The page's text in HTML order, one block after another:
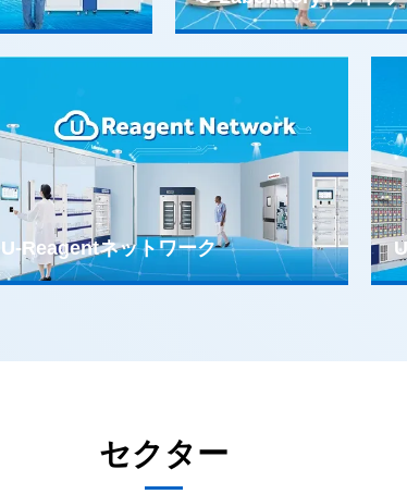
U-Reagentネットワーク
セクター